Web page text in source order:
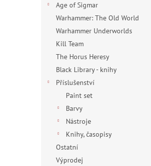
Age of Sigmar
Warhammer: The Old World
Warhammer Underworlds
Kill Team
The Horus Heresy
Black Library - knihy
Příslušenství
Paint set
Barvy
Nástroje
Knihy, časopisy
Ostatní
Výprodej